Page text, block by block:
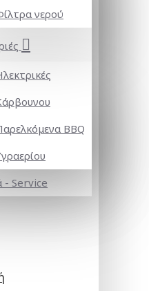
νερού
BBQ
- Service